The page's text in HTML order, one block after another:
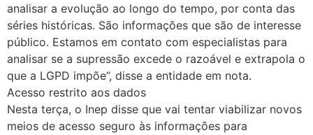
analisar a evolução ao longo do tempo, por conta das
séries históricas. São informações que são de interesse
público. Estamos em contato com especialistas para
analisar se a supressão excede o razoável e extrapola o
que a LGPD impõe”, disse a entidade em nota.
Acesso restrito aos dados
Nesta terça, o Inep disse que vai tentar viabilizar novos
meios de acesso seguro às informações para